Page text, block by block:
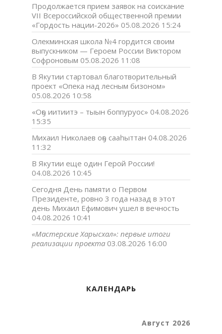
Продолжается прием заявок на соискание
VII Всероссийской общественной премии
«Гордость нации-2026» 05.08.2026 15:24
Олекминская школа №4 гордится своим
выпускником — Героем России Виктором
Софроновым 05.08.2026 11:08
В Якутии стартовал благотворительный
проект «Опека над лесным бизоном»
05.08.2026 10:58
«Оҕо иитиитэ – тыын боппуруос» 04.08.2026
15:35
Михаил Николаев оҕо сааһыттан 04.08.2026
11:32
В Якутии еще один Герой России!
04.08.2026 10:45
Сегодня День памяти о Первом
Президенте, ровно 3 года назад в этот
день Михаил Ефимович ушел в вечность
04.08.2026 10:41
«Мастерские Харысхал»: первые итоги
реализации проекта 03.08.2026 16:00
КАЛЕНДАРЬ
Август 2026